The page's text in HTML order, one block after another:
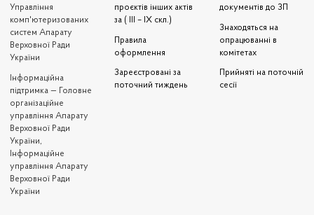
Управління
комп'ютеризованих
систем Апарату
Верховної Ради
України
Iнформаційна
підтримка — Головне
організаційне
управління Апарату
Верховної Ради
України,
Інформаційне
управління Апарату
Верховної Ради
України
проєктів інших актів
за ( III – IX скл.)
Правила
оформлення
Зареєстровані за
поточний тиждень
документів до ЗП
Знаходяться на
опрацюванні в
комітетах
Прийняті на поточній
сесії